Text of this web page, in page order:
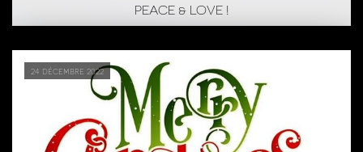
PEACE & LOVE !
24 décembre 2022